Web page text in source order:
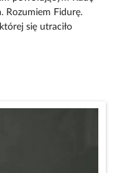
Rozumiem Fidurę.
się utraciło